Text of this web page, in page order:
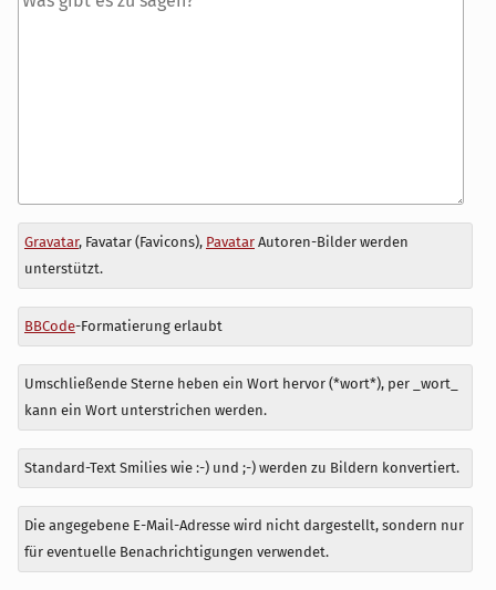
Antwort
zu
Gravatar, Favatar (Favicons), PavatarAutoren-Bilder werden
unterstützt.
BBCode-Formatierung erlaubt
Umschließende Sterne heben ein Wort hervor (*wort*), per _wort_
kann ein Wort unterstrichen werden.
Standard-Text Smilies wie :-) und ;-) werden zu Bildern konvertiert.
Die angegebene E-Mail-Adresse wird nicht dargestellt, sondern nur
für eventuelle Benachrichtigungen verwendet.